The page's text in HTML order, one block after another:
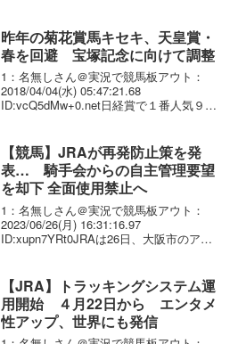
歳、栗東・藤岡厩舎）は、内田博...
昨年の菊花賞馬キセキ、天皇賞・
春を回避 宝塚記念に向けて調整
1：名無しさん＠実況で競馬板アウト：
2018/04/04(水) 05:47:21.68
ID:vcQ5dMw+0.net日経賞で１番人気９着
記念（６月２４日、阪神）を目...
【競馬】JRAが再発防止策を発
表… 騎手会からの自主管理要望
を却下 全面使用禁止へ
1：名無しさん＠実況で競馬板アウト：
2023/06/26(月) 16:31:16.97
ID:xupn7YRt0JRAは26日、大阪市のアク
適切使用を受け、改めて通信...
【JRA】トラッキングシステム運
用開始 ４月22日から エンタメ
性アップ、世界にも発信